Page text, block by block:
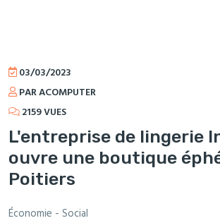
03/03/2023
PAR ACOMPUTER
2159 VUES
L'entreprise de lingerie
ouvre une boutique
Poitiers
Économie - Social